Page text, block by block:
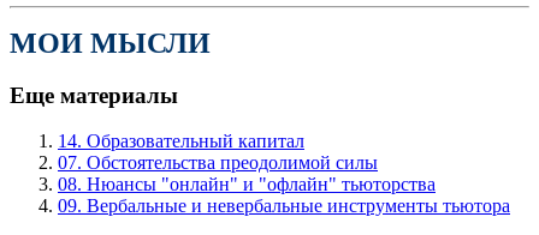
МОИ МЫСЛИ
Еще материалы
14. Образовательный капитал
07. Обстоятельства преодолимой силы
08. Нюансы "онлайн" и "офлайн" тьюторства
09. Вербальные и невербальные инструменты тьютора